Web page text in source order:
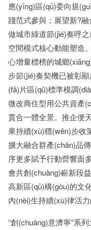
應(yīng)區(qū)委向規
踐范式參與；展望新?
做城市綠道節(jié)奏呼
空間模式核心動能塑造
心增量標榜的城鄉
步節(jié)奏契機已被彰
(fā)片區(qū)標準模調
微改商住型用公共資產
貫合一體全景。推企便
果持續(xù)穩(wěn)步收
擴大融合群產(chǎn)品
序更多賦予行動營響面
會共創(chuàng)嶄新段
高新區(qū)構(gòu)的文
內(nèi)生持續(xù)律活力
“創(chuàng)意濟寧”系